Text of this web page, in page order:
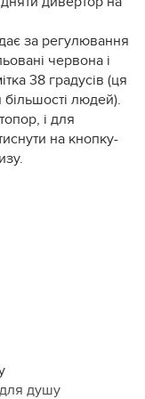
за регулювання
червона і
38 градусів (ця
людей).
і для
на кнопку-
душу